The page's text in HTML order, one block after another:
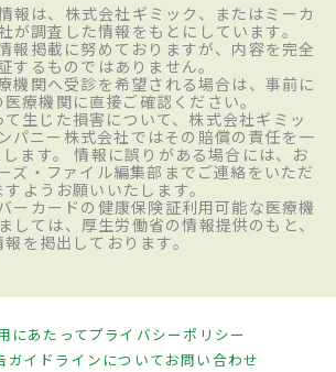
報は、株式会社ギミック、またはミーカ
が調査した情報をもとにしています。
報掲載に努めておりますが、内容を完全
するものではありません。
機関へ受診を希望される場合は、事前に
療機関に直接ご確認ください。
生じた損害について、株式会社ギミッ
パニー株式会社ではその賠償の責任を一
ます。 情報に誤りがある場合には、お
ズ・ファイル編集部までご連絡をいただ
すようお願いいたします。
ーカードの健康保険証利用可能な医療機
しては、厚生労働省の情報提供のもと、
報を掲出しております。
にあたってプライバシーポリシー
ガイドラインについてお問い合わせ